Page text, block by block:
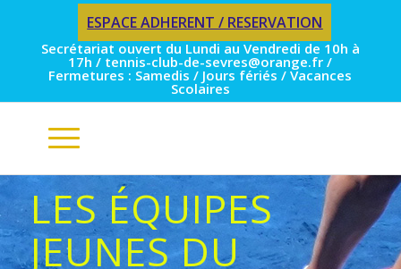
ESPACE ADHERENT / RESERVATION
Secrétariat ouvert du Lundi au Vendredi de 10h à
17h / tennis-club-de-sevres@orange.fr /
Fermetures : Samedis / Jours fériés / Vacances
Scolaires
LES ÉQUIPES
JEUNES DU